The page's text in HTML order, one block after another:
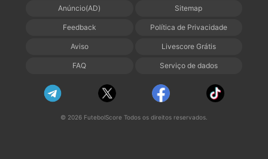
Anúncio(AD) Sitemap
Feedback Política de Privacidade
Aviso Livescore Grátis
FAQ Serviço de dados
© 2026 FutebolScore Todos os direitos reservados.